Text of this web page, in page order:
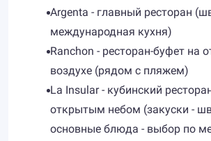
Argenta - главный ресторан
международная кухня)
Ranchon - ресторан-буфет на
воздухе (рядом с пляжем)
La Insular - кубинский
открытым небом (закуски -
основные блюда - выбор по